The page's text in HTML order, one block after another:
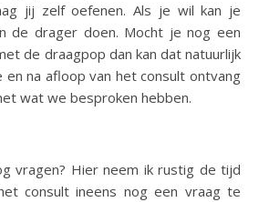
jij zelf oefenen. Als je wil kan je
de drager doen. Mocht je nog een
de draagpop dan kan dat natuurlijk
na afloop van het consult ontvang
wat we besproken hebben.
vragen? Hier neem ik rustig de tijd
consult ineens nog een vraag te